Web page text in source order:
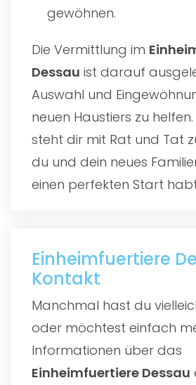
gewöhnen.
Die Vermittlung im
Dessau ist darauf
Auswahl und
neuen Haustiers zu
steht dir mit Rat und Tat
du und dein neues
einen perfekten Start
Einheimfuertiere
Kontakt
Manchmal hast du
oder möchtest einfach
Informationen über das
Einheimfuertiere Dessau